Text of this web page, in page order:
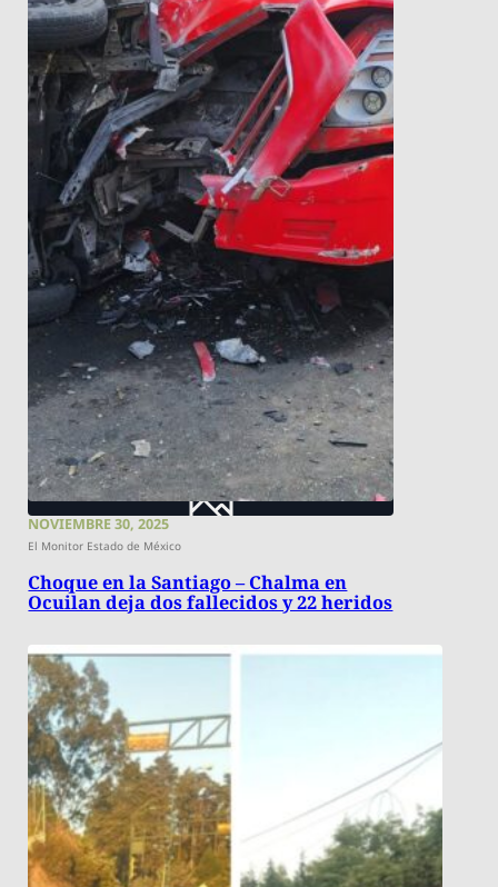
NOVIEMBRE 30, 2025
El Monitor Estado de México
Choque en la Santiago – Chalma en
Ocuilan deja dos fallecidos y 22 heridos